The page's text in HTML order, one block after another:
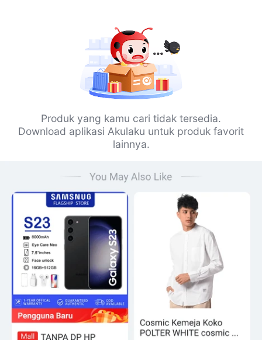
Produk yang kamu cari tidak tersedia.
Download aplikasi Akulaku untuk produk favorit
lainnya.